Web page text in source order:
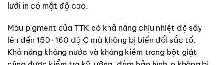
lưới in có mật độ cao.
Màu pigment của TTK có khả năng chịu nhiệt độ sấy
lên đến 150-160 độ C mà không bị biến đổi sắc tố.
Khả năng kháng nước và kháng kiềm trong bột giặt